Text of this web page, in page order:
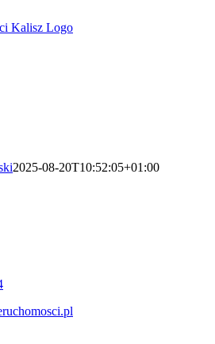
2025-08-20T10:52:05+01:00